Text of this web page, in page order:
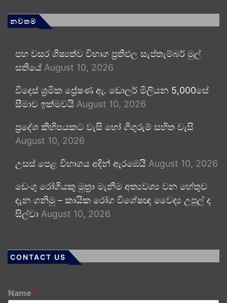
නවතම
පහ වසර ශිෂ්‍යත්ව විභාග ප්‍රතිඵල සැප්තැම්බර් මුල්
සතියේ August 10, 2026
විදෙස් ශ්‍රමික ප්‍රේෂණ ඇ. ඩොලර් මිලියන 5,000සේ
සීමාව ඉක්මවයි August 10, 2026
ප්‍රදේශ කිහිපයකට වැසි හෝ ගිගුරුම් සහිත වැසි
August 10, 2026
උසස් පෙළ විභාගය අදින් ඇරඹෙයි August 10, 2026
ඩෙංගු රෝගියකු ⁣මුත්‍රා මැනීම අත්‍යවශ්‍ය වන හේතුව
දැන ගනිමු – කායික රෝග විශේෂඥ වෛද්‍ය උපුල් ද
සිල්වා August 10, 2026
CONTACT US
Name *